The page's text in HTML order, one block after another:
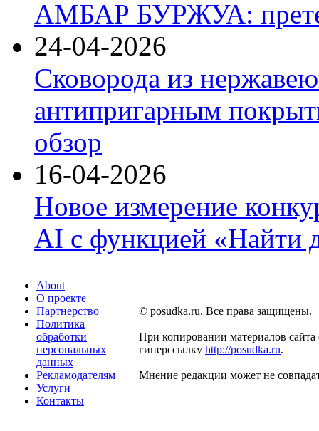
АМБАР БУРЖУА:
24-04-2026
Сковорода из
антипригарным
обзор
16-04-2026
Новое измерение
AI с функцией «Найти
About
О проекте
Партнерство
Политика
обработки
персональных
данных
Рекламодателям
Услуги
Контакты
© posudka.ru. Все права защищены.
При копировании материалов сайта
гиперссылку http://posudka.ru.
Мнение редакции может не